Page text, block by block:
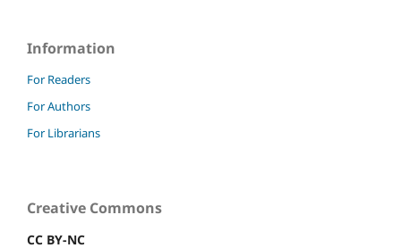
Information
For Readers
For Authors
For Librarians
Creative Commons
CC BY-NC